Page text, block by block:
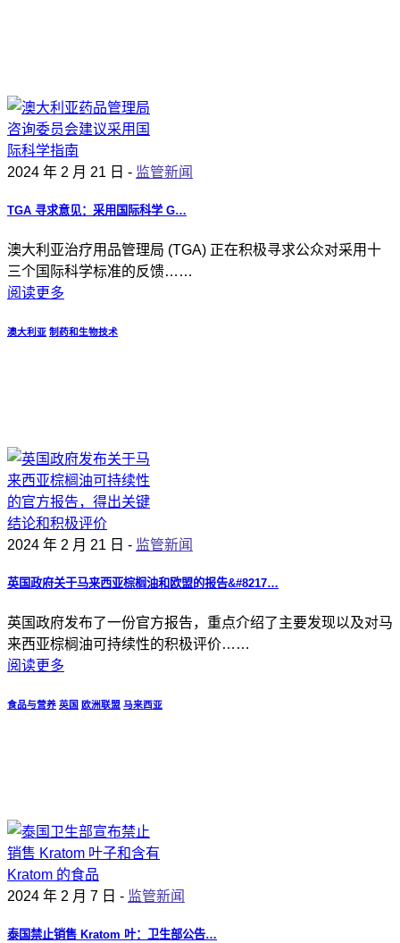
2024 年 2 月 21 日 - 监管新闻
TGA 寻求意见：采用国际科学 G…
澳大利亚治疗用品管理局 (TGA) 正在积极寻求公众对采用十
三个国际科学标准的反馈……
阅读更多
澳大利亚 制药和生物技术
2024 年 2 月 21 日 - 监管新闻
英国政府关于马来西亚棕榈油和欧盟的报告&#8217…
英国政府发布了一份官方报告，重点介绍了主要发现以及对马
来西亚棕榈油可持续性的积极评价……
阅读更多
食品与营养 英国 欧洲联盟 马来西亚
2024 年 2 月 7 日 - 监管新闻
泰国禁止销售 Kratom 叶：卫生部公告…